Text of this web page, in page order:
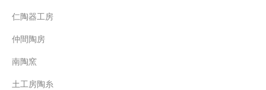
仁陶器工房
仲間陶房
南陶窯
土工房陶糸